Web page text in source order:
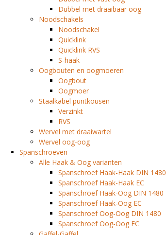
Dubbel met draaibaar oog
Noodschakels
Noodschakel
Quicklink
Quicklink RVS
S-haak
Oogbouten en oogmoeren
Oogbout
Oogmoer
Staalkabel puntkousen
Verzinkt
RVS
Wervel met draaiwartel
Wervel oog-oog
Spanschroeven
Alle Haak & Oog varianten
Spanschroef Haak-Haak DIN 1480
Spanschroef Haak-Haak EC
Spanschroef Haak-Oog DIN 1480
Spanschroef Haak-Oog EC
Spanschroef Oog-Oog DIN 1480
Spanschroef Oog-Oog EC